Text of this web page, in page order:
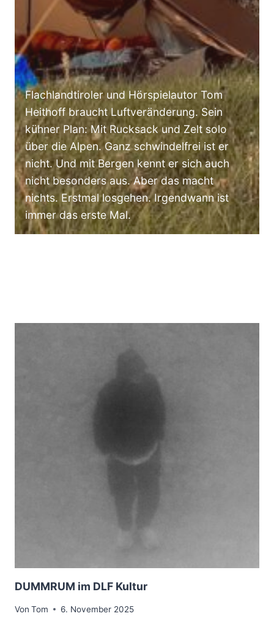
Flachlandtiroler und Hörspielautor Tom
Heithoff braucht Luftveränderung. Sein
kühner Plan: Mit Rucksack und Zelt solo
über die Alpen. Ganz schwindelfrei ist er
nicht. Und mit Bergen kennt er sich auch
nicht besonders aus. Aber das macht
nichts. Erstmal losgehen. Irgendwann ist
immer das erste Mal.
DUMMRUM im DLF Kultur
Von Tom 6. November 2025